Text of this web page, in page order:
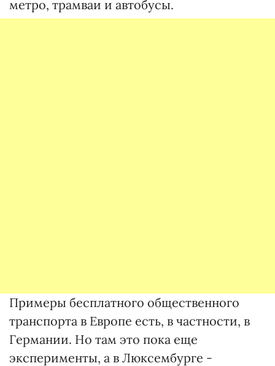
метро, трамваи и автобусы.
Примеры бесплатного общественного
транспорта в Европе есть, в частности, в
Германии. Но там это пока еще
эксперименты, а в Люксембурге -